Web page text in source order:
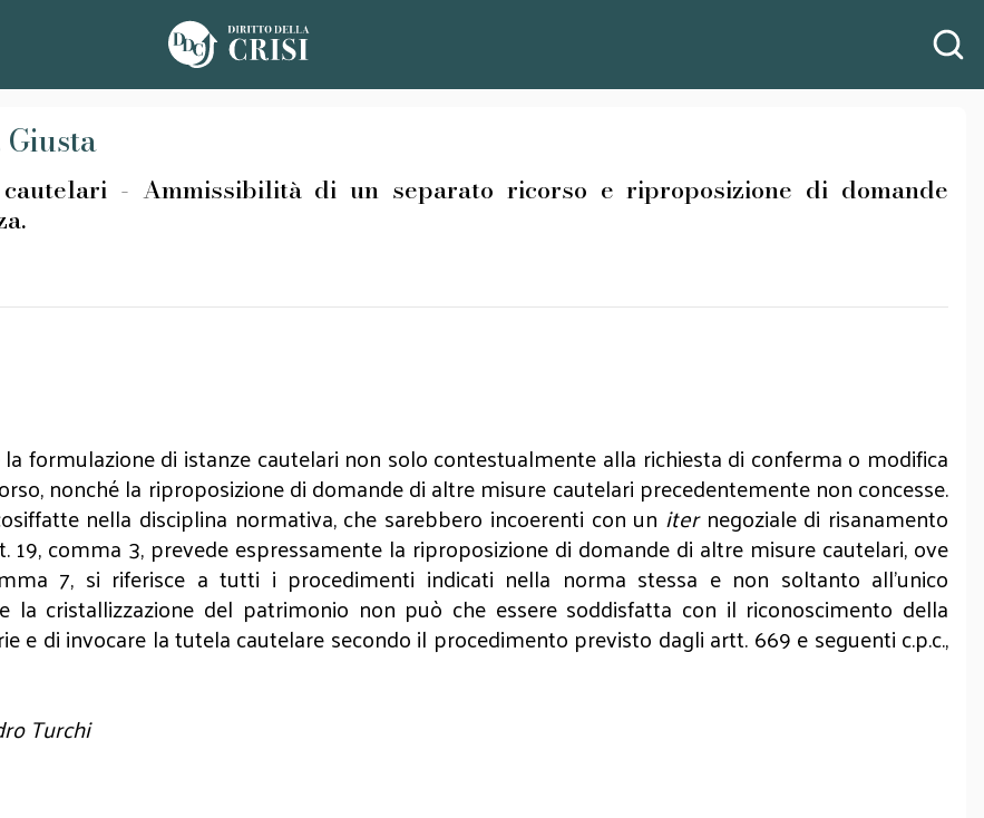
cautelari - Ammissibilità di un separato ricorso e riproposizione di domande
formulazione di istanze cautelari non solo contestualmente alla richiesta di conferma o modifica
nonché la riproposizione di domande di altre misure cautelari precedentemente non concesse.
nella disciplina normativa, che sarebbero incoerenti con un iternegoziale di risanamento
19, comma 3, prevede espressamente la riproposizione di domande di altre misure cautelari, ove
7, si riferisce a tutti i procedimenti indicati nella norma stessa e non soltanto all’unico
la cristallizzazione del patrimonio non può che essere soddisfatta con il riconoscimento della
e di invocare la tutela cautelare secondo il procedimento previsto dagli artt. 669 e seguenti c.p.c.,
Turchi